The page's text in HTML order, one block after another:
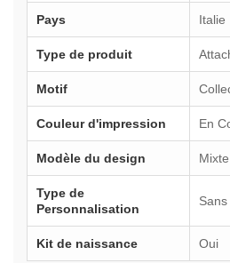
Pays Italie
Type de produit
Motif
Couleur d'impression En
Modèle du design Mixte
Type de
Personnalisation
Kit de naissance Oui